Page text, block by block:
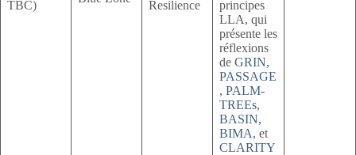
TBC)
Resilience
principes
LLA, qui
présente les
réflexions
de GRIN,
PASSAGE
, PALM-
TREEs,
BASIN,
BIMA, et
CLARITY